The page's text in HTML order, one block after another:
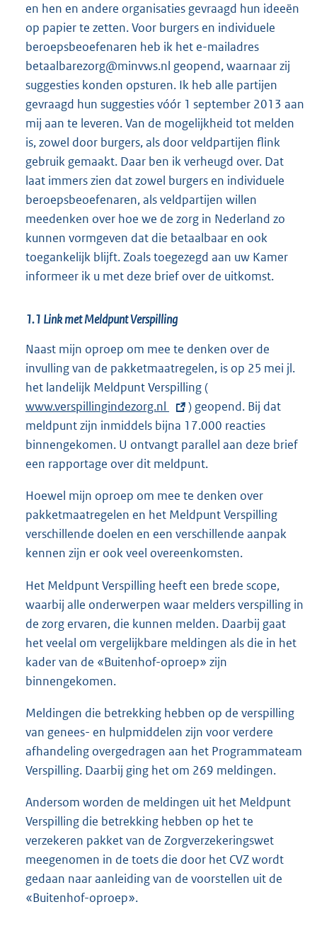
en hen en andere organisaties gevraagd hun ideeën
op papier te zetten. Voor burgers en individuele
beroepsbeoefenaren heb ik het e-mailadres
betaalbarezorg@minvws.nl geopend, waarnaar zij
suggesties konden opsturen. Ik heb alle partijen
gevraagd hun suggesties vóór 1 september 2013 aan
mij aan te leveren. Van de mogelijkheid tot melden
is, zowel door burgers, als door veldpartijen flink
gebruik gemaakt. Daar ben ik verheugd over. Dat
laat immers zien dat zowel burgers en individuele
beroepsbeoefenaren, als veldpartijen willen
meedenken over hoe we de zorg in Nederland zo
kunnen vormgeven dat die betaalbaar en ook
toegankelijk blijft. Zoals toegezegd aan uw Kamer
informeer ik u met deze brief over de uitkomst.
1.1 Link met Meldpunt Verspilling
Naast mijn oproep om mee te denken over de
invulling van de pakketmaatregelen, is op 25 mei jl.
het landelijk Meldpunt Verspilling (
x
t
e
e
l
i
n
k
:
www.verspillingindezorg.nl
) geopend. Bij dat
meldpunt zijn inmiddels bijna 17.000 reacties
binnengekomen. U ontvangt parallel aan deze brief
een rapportage over dit meldpunt.
Hoewel mijn oproep om mee te denken over
pakketmaatregelen en het Meldpunt Verspilling
verschillende doelen en een verschillende aanpak
kennen zijn er ook veel overeenkomsten.
Het Meldpunt Verspilling heeft een brede scope,
waarbij alle onderwerpen waar melders verspilling in
de zorg ervaren, die kunnen melden. Daarbij gaat
het veelal om vergelijkbare meldingen als die in het
kader van de «Buitenhof-oproep» zijn
binnengekomen.
Meldingen die betrekking hebben op de verspilling
van genees- en hulpmiddelen zijn voor verdere
afhandeling overgedragen aan het Programmateam
Verspilling. Daarbij ging het om 269 meldingen.
Andersom worden de meldingen uit het Meldpunt
Verspilling die betrekking hebben op het te
verzekeren pakket van de Zorgverzekeringswet
meegenomen in de toets die door het CVZ wordt
gedaan naar aanleiding van de voorstellen uit de
«Buitenhof-oproep».